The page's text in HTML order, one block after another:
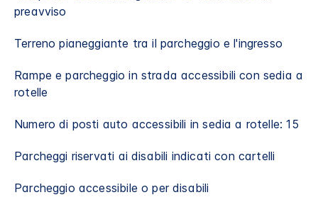
preavviso
Terreno pianeggiante tra il parcheggio e l'ingresso
Rampe e parcheggio in strada accessibili con sedia a
rotelle
Numero di posti auto accessibili in sedia a rotelle: 15
Parcheggi riservati ai disabili indicati con cartelli
Parcheggio accessibile o per disabili